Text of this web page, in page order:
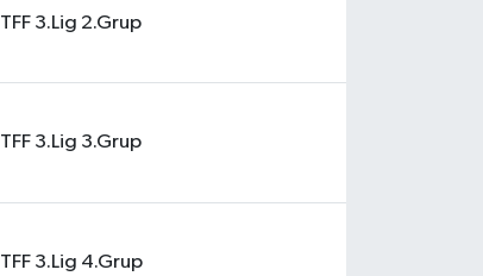
TFF 3.Lig 2.Grup
TFF 3.Lig 3.Grup
TFF 3.Lig 4.Grup